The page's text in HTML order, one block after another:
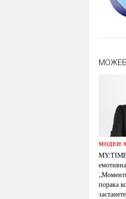
МОДЕН
порака
застанете